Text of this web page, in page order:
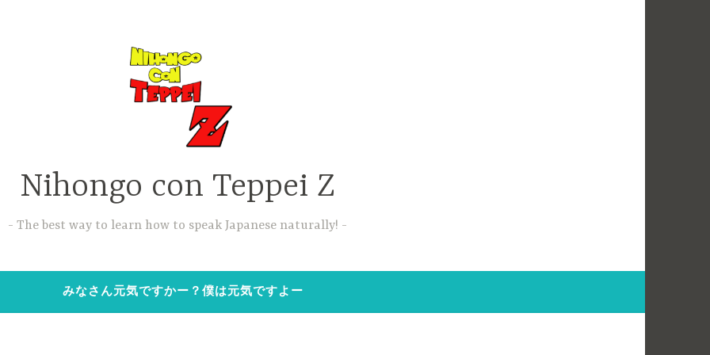
Nihongo con Teppei Z
The best way to learn how to speak Japanese naturally!
みなさん元気ですかー？僕は元気ですよー